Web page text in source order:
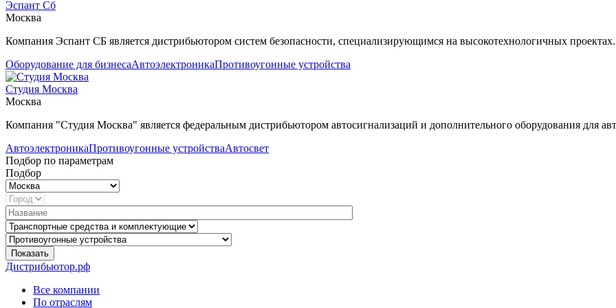
Эспант Сб
Москва
Компания Эспант СБ является дистрибьютором систем безопасности, специализирующимся на высокотехнологичных проектах.
Оборудование для бизнесаАвтоэлектроникаПротивоугонные устройства
Студия Москва
Москва
Компания "Студия Москва" является федеральным дистрибьютором автосигнализаций и дополнительного оборудования для
АвтоэлектроникаПротивоугонные устройстваАвтосвет
Подбор по параметрам
Подбор
Показать
Дистрибьютор.рф
Все компании
По отраслям